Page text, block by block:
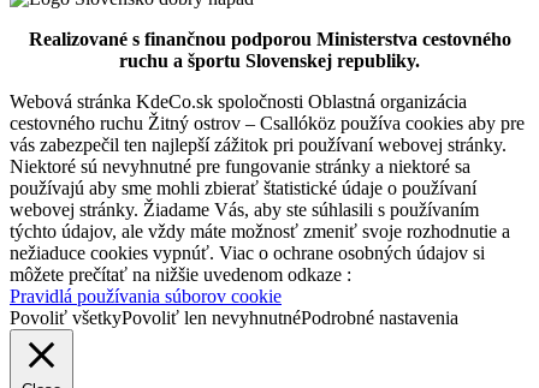
Podujatia v x-bionic sphere 2026
Šamorín, Február 20
FestivalKultúrne podujatie
Malá večerná hudba
Šamorín, Júl 17
Festival
Realizované s finančnou podporou Ministerstva cestovného
ruchu a športu Slovenskej republiky.
Webová stránka KdeCo.sk spoločnosti Oblastná organizácia
cestovného ruchu Žitný ostrov – Csallóköz používa cookies aby pre
vás zabezpečil ten najlepší zážitok pri používaní webovej stránky.
Niektoré sú nevyhnutné pre fungovanie stránky a niektoré sa
používajú aby sme mohli zbierať štatistické údaje o používaní
webovej stránky. Žiadame Vás, aby ste súhlasili s používaním
týchto údajov, ale vždy máte možnosť zmeniť svoje rozhodnutie a
nežiaduce cookies vypnúť. Viac o ochrane osobných údajov si
môžete prečítať na nižšie uvedenom odkaze :
Pravidlá používania súborov cookie
Povoliť všetkyPovoliť len nevyhnutnéPodrobné nastavenia